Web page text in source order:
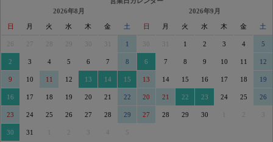
2026年8月
日 月 火 水 木 金 土
29 30 31 1
2 3 4 5 6 7 8
9 10 11 12 13 14 15
16 17 18 19 20 21 22
23 24 25 26 27 28 29
30 31 3 5
2026年9月
日 月 火 水 木 金 土
30 31 1 2 3 4 5
6 7 8 9 10 11 12
13 14 15 16 17 18 19
20 21 22 23 24 25 26
27 28 29 30 3